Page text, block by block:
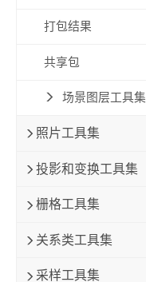
打包结果
共享包
场景图层工具集
照片工具集
投影和变换工具集
栅格工具集
关系类工具集
采样工具集